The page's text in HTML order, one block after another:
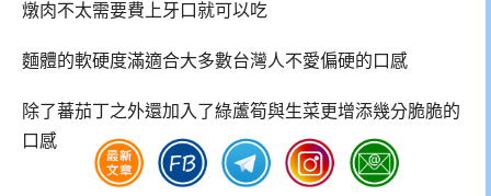
燉肉不太需要費上牙口就可以吃
麵體的軟硬度滿適合大多數台灣人不愛偏硬的口感
除了蕃茄丁之外還加入了綠蘆筍與生菜更增添幾分脆脆的
口感